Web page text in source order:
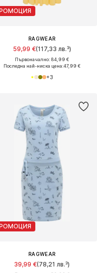
RAGWEAR
59,99 €(117,33 лв.³)
Първоначално: 84,99 €
Последна най-ниска цена:47,99 €
+3
RAGWEAR
39,99 €(78,21 лв.³)